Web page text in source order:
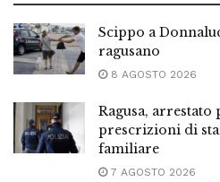
Scippo a
ragusano
8 AGOSTO 2026
Ragusa,
prescrizioni di
familiare
7 AGOSTO 2026